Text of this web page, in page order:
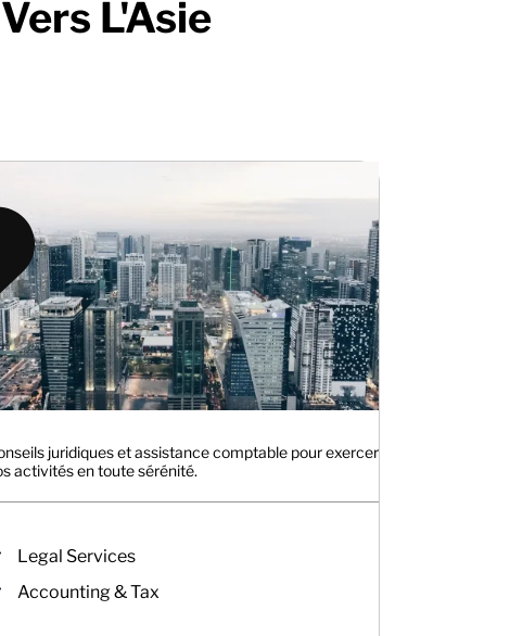
L'Asie
juridiques et assistance comptable pour exercer
activités en toute sérénité.
Legal Services
Accounting & Tax